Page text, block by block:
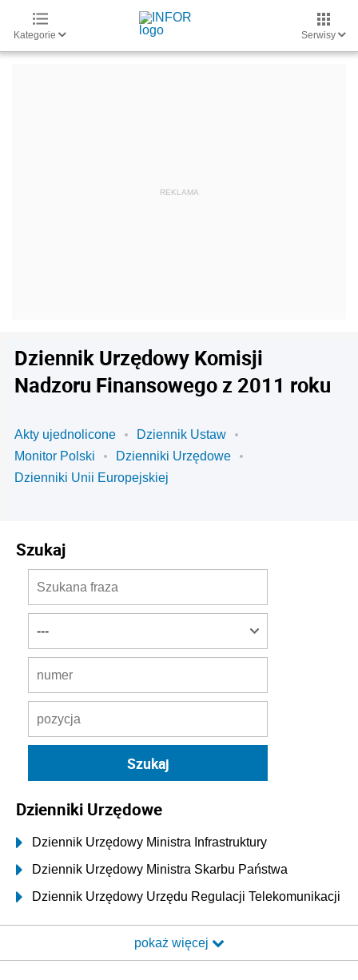
Kategorie Serwisy
Dziennik Urzędowy Komisji
Nadzoru Finansowego z 2011 roku
Akty ujednolicone
Dziennik Ustaw
Monitor Polski
Dzienniki Urzędowe
Dzienniki Unii Europejskiej
Szukaj
Dzienniki Urzędowe
Dziennik Urzędowy Ministra Infrastruktury
Dziennik Urzędowy Ministra Skarbu Państwa
Dziennik Urzędowy Urzędu Regulacji Telekomunikacji
Dziennik Urzędowy Ministra Transportu i Budownictwa
pokaż więcej